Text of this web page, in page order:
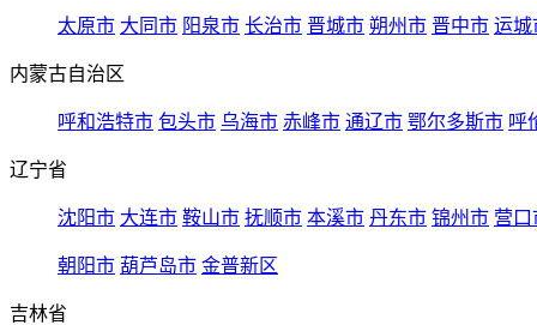
太原市 大同市 阳泉市 长治市 晋城市 朔州市 晋中市 运城
内蒙古自治区
呼和浩特市 包头市 乌海市 赤峰市 通辽市 鄂尔多斯市 呼
辽宁省
沈阳市 大连市 鞍山市 抚顺市 本溪市 丹东市 锦州市 营口
朝阳市 葫芦岛市 金普新区
吉林省